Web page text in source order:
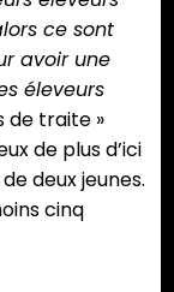
ce sont
avoir une
éleveurs
de traite »
de plus d’ici
deux jeunes.
cinq